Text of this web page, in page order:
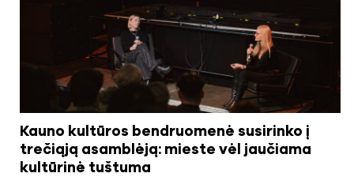
Kauno kultūros bendruomenė susirinko į
trečiąją asamblėją: mieste vėl jaučiama
kultūrinė tuštuma